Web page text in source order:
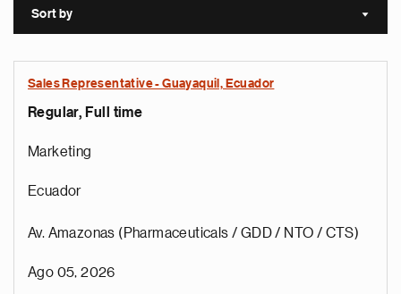
Sort by Sort
Sales Representative - Guayaquil, Ecuador
Regular, Full time
Marketing
Ecuador
Av. Amazonas (Pharmaceuticals / GDD / NTO / CTS)
Ago 05, 2026